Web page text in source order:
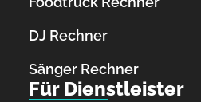
DJ Rechner
Sänger Rechner
Für Dienstleister